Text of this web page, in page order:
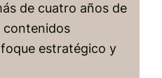
de cuatro años de
contenidos
estratégico y